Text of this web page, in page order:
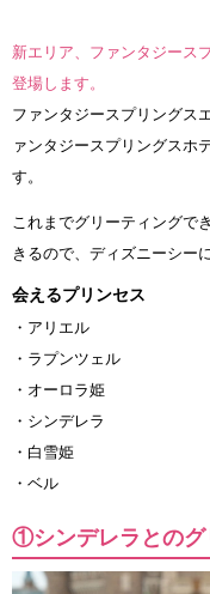
新エリア、ファンタジース
登場します。
ファンタジースプリングス
ァンタジースプリングスホ
す。
これまでグリーティングで
きるので、ディズニーシー
会えるプリンセス
・アリエル
・ラプンツェル
・オーロラ姫
・シンデレラ
・白雪姫
・ベル
①シンデレラとのグ